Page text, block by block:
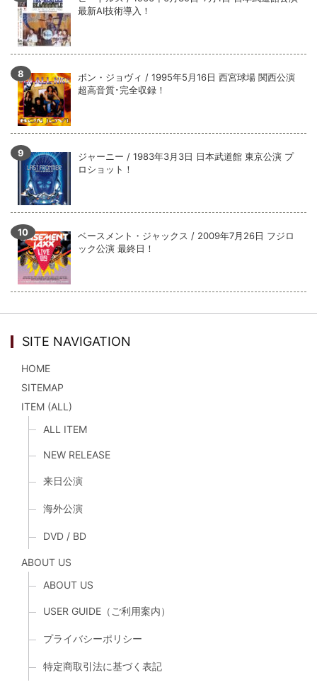
最新AI技術導入！
ボン・ジョヴィ / 1995年5月16日 西宮球場 関西公演
超高音質･完全収録！
ジャーニー / 1983年3月3日 日本武道館 東京公演 プ
ロショット！
ベースメント・ジャックス / 2009年7月26日 フジロ
ック公演 最終日！
SITE NAVIGATION
HOME
SITEMAP
ITEM (ALL)
ALL ITEM
NEW RELEASE
来日公演
海外公演
DVD / BD
ABOUT US
ABOUT US
USER GUIDE（ご利用案内）
プライバシーポリシー
特定商取引法に基づく表記